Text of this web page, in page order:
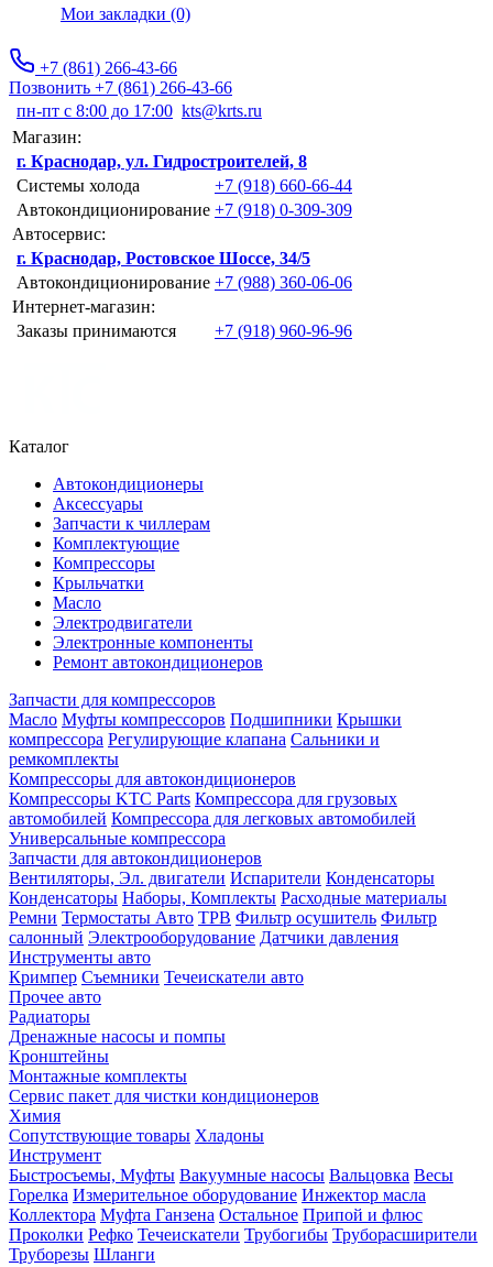
Мои закладки (0)
+7 (861) 266-43-66
Позвонить +7 (861) 266-43-66
пн-пт с 8:00 до 17:00 kts@krts.ru
Магазин:
г. Краснодар, ул. Гидростроителей, 8
Системы холода
+7 (918) 660-66-44
Автокондиционирование +7 (918) 0-309-309
Автосервис:
г. Краснодар, Ростовское Шоссе, 34/5
Автокондиционирование +7 (988) 360-06-06
Интернет-магазин:
Заказы принимаются
+7 (918) 960-96-96
Каталог
Автокондиционеры
Аксессуары
Запчасти к чиллерам
Комплектующие
Компрессоры
Крыльчатки
Масло
Электродвигатели
Электронные компоненты
Ремонт автокондиционеров
Запчасти для компрессоров
Масло Муфты компрессоров Подшипники Крышки
компрессора Регулирующие клапана Сальники и
ремкомплекты
Компрессоры для автокондиционеров
Компрессоры KTC Parts Компрессора для грузовых
автомобилей Компрессора для легковых автомобилей
Универсальные компрессора
Запчасти для автокондиционеров
Вентиляторы, Эл. двигатели Испарители Конденсаторы
Конденсаторы Наборы, Комплекты Расходные материалы
Ремни Термостаты Авто ТРВ Фильтр осушитель Фильтр
салонный Электрооборудование Датчики давления
Инструменты авто
Кримпер Съемники Течеискатели авто
Прочее авто
Радиаторы
Дренажные насосы и помпы
Кронштейны
Монтажные комплекты
Сервис пакет для чистки кондиционеров
Химия
Сопутствующие товары Хладоны
Инструмент
Быстросъемы, Муфты Вакуумные насосы Вальцовка Весы
Горелка Измерительное оборудование Инжектор масла
Коллектора Муфта Ганзена Остальное Припой и флюс
Проколки Рефко Течеискатели Трубогибы Труборасширители
Труборезы Шланги